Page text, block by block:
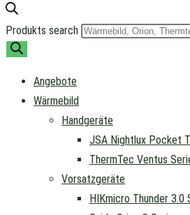
Produkts search
Angebote
Wärmebild
Handgeräte
JSA Nightlux Pocket
ThermTec Ventus
Vorsatzgeräte
HIKmicro Thunder 3.0